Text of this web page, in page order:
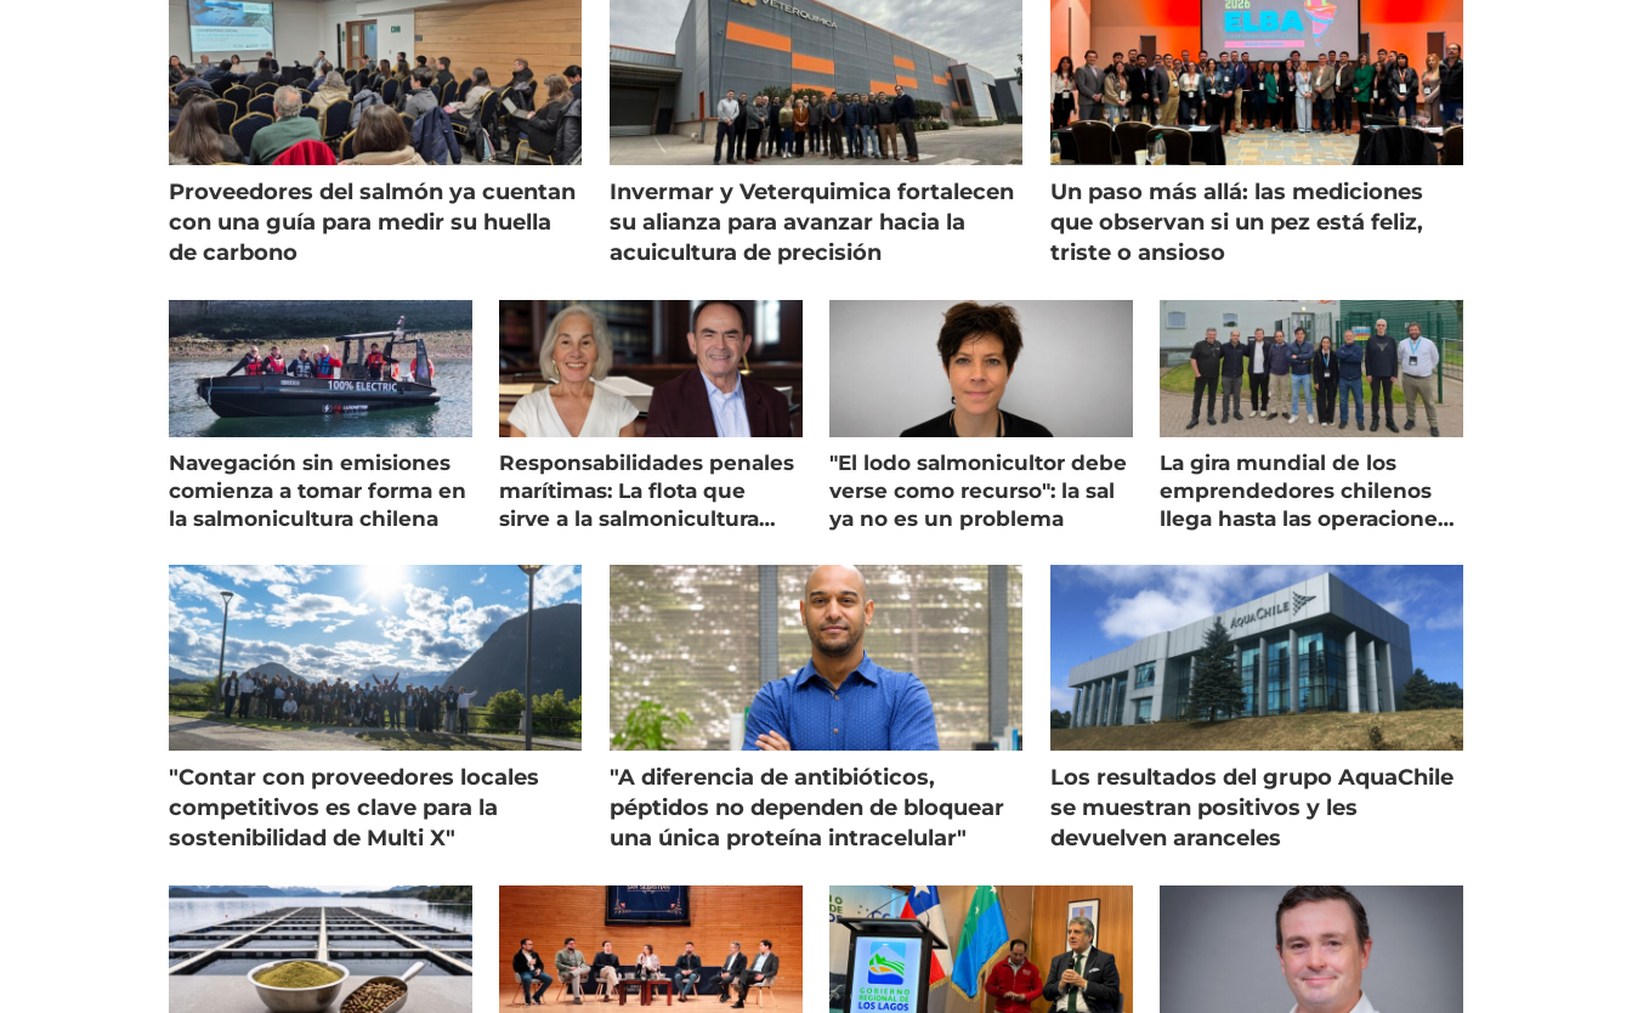
Proveedores del salmón ya cuentan
con una guía para medir su huella
de carbono
Invermar y Veterquimica fortalecen
su alianza para avanzar hacia la
acuicultura de precisión
Un paso más allá: las mediciones
que observan si un pez está feliz,
triste o ansioso
Navegación sin emisiones
comienza a tomar forma en
la salmonicultura chilena
Responsabilidades penales
marítimas: La flota que
sirve a la salmonicultura
"El lodo salmonicultor debe
verse como recurso": la sal
ya no es un problema
La gira mundial de los
emprendedores chilenos
llega hasta las operaciones
"Contar con proveedores locales
competitivos es clave para la
sostenibilidad de Multi X"
"A diferencia de antibióticos,
péptidos no dependen de bloquear
una única proteína intracelular"
Los resultados del grupo AquaChile
se muestran positivos y les
devuelven aranceles